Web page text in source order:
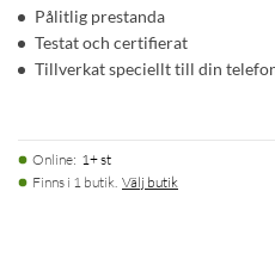
Pålitlig prestanda
Testat och certifierat
Tillverkat speciellt till din
Online: 1+ st
Finns i 1 butik. Välj butik